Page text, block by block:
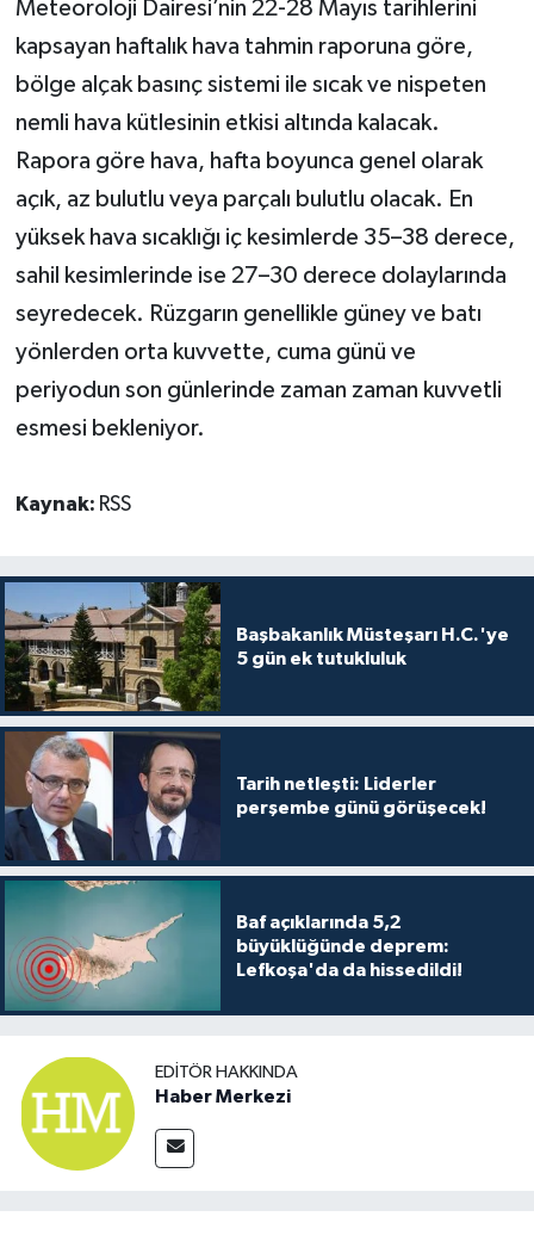
Meteoroloji Dairesi’nin 22-28 Mayıs tarihlerini
kapsayan haftalık hava tahmin raporuna göre,
bölge alçak basınç sistemi ile sıcak ve nispeten
nemli hava kütlesinin etkisi altında kalacak.
Rapora göre hava, hafta boyunca genel olarak
açık, az bulutlu veya parçalı bulutlu olacak. En
yüksek hava sıcaklığı iç kesimlerde 35–38 derece,
sahil kesimlerinde ise 27–30 derece dolaylarında
seyredecek. Rüzgarın genellikle güney ve batı
yönlerden orta kuvvette, cuma günü ve
periyodun son günlerinde zaman zaman kuvvetli
esmesi bekleniyor.
Kaynak: RSS
Başbakanlık Müsteşarı H.C.'ye
5 gün ek tutukluluk
Tarih netleşti: Liderler
perşembe günü görüşecek!
Baf açıklarında 5,2
büyüklüğünde deprem:
Lefkoşa'da da hissedildi!
EDITÖR HAKKINDA
Haber Merkezi
KÜLTÜR SANAT
LAPTA
LEFKOŞA
Nöbetçi Eczaneler
ÖZEL HABER
SAĞLIK
TATLISU
TEKNOLOJİ
TİCARET
YAŞAM